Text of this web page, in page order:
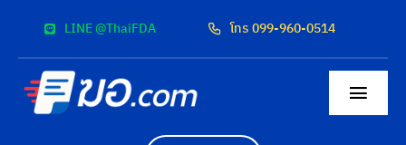
content
LINE @ThaiFDA โทร 099-960-0514